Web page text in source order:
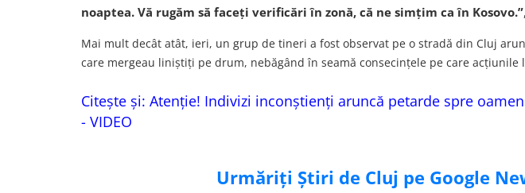
noaptea. Vă rugăm să faceți verificări în zonă, că ne simțim ca în Kosovo.”
Mai mult decât atât, ieri, un grup de tineri a fost observat pe o stradă din Cluj
care mergeau liniștiți pe drum, nebăgând în seamă consecințele pe care acțiunile
Citește și: Atenție! Indivizi inconștienți aruncă petarde spre
- VIDEO
Urmăriți Știri de Cluj pe Google